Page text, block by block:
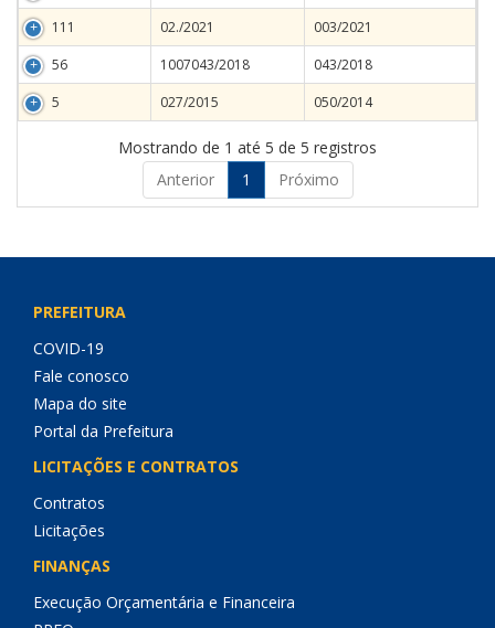
111
02./2021
003/2021
56
1007043/2018
043/2018
5
027/2015 050/2014
Mostrando de 1 até 5 de 5 registros
Anterior
1 Próximo
PREFEITURA
COVID-19
Fale conosco
Mapa do site
Portal da Prefeitura
LICITAÇÕES E CONTRATOS
Contratos
Licitações
FINANÇAS
Execução Orçamentária e Financeira